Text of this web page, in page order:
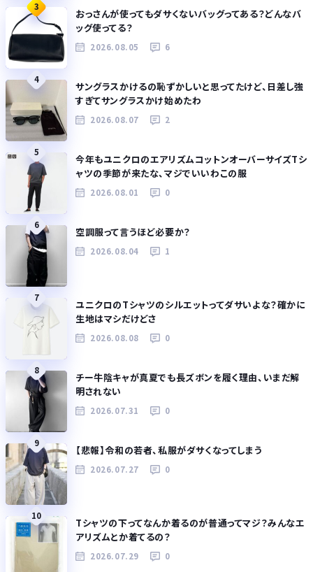
3
おっさんが使ってもダサくないバッグってある？どんなバ
ッグ使ってる？
2026.08.05 6
4
サングラスかけるの恥ずかしいと思ってたけど、日差し強
すぎてサングラスかけ始めたわ
2026.08.07 2
5
今年もユニクロのエアリズムコットンオーバーサイズTシ
ャツの季節が来たな、マジでいいわこの服
2026.08.01 0
6
空調服って言うほど必要か？
2026.08.04 1
7
ユニクロのTシャツのシルエットってダサいよな？確かに
生地はマシだけどさ
2026.08.08 0
8
チー牛陰キャが真夏でも長ズボンを履く理由、いまだ解
明されない
2026.07.31 0
9
【悲報】令和の若者、私服がダサくなってしまう
2026.07.27 0
10
Tシャツの下ってなんか着るのが普通ってマジ？みんなエ
アリズムとか着てるの？
2026.07.29 0